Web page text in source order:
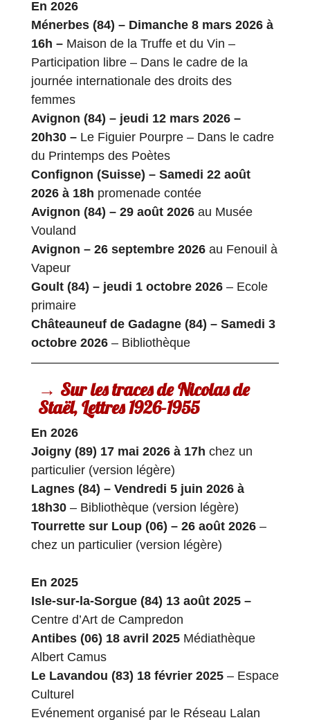
En 2026
Ménerbes (84) – Dimanche 8 mars 2026 à
16h – Maison de la Truffe et du Vin –
Participation libre – Dans le cadre de la
journée internationale des droits des
femmes
Avignon (84) – jeudi 12 mars 2026 –
20h30 – Le Figuier Pourpre – Dans le cadre
du Printemps des Poètes
Confignon (Suisse) – Samedi 22 août
2026 à 18h promenade contée
Avignon (84) – 29 août 2026 au Musée
Vouland
Avignon – 26 septembre 2026 au Fenouil à
Vapeur
Goult (84) – jeudi 1 octobre 2026 – Ecole
primaire
Châteauneuf de Gadagne (84) – Samedi 3
octobre 2026 – Bibliothèque
→ Sur les traces de Nicolas de
Staël, Lettres 1926-1955
En 2026
Joigny (89) 17 mai 2026 à 17h chez un
particulier (version légère)
Lagnes (84) – Vendredi 5 juin 2026 à
18h30 – Bibliothèque (version légère)
Tourrette sur Loup (06) – 26 août 2026 –
chez un particulier (version légère)
En 2025
Isle-sur-la-Sorgue (84) 13 août 2025 –
Centre d’Art de Campredon
Antibes (06) 18 avril 2025 Médiathèque
Albert Camus
Le Lavandou (83) 18 février 2025 – Espace
Culturel
Evénement organisé par le Réseau Lalan